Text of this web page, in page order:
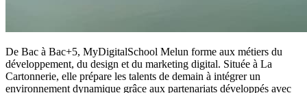
De Bac à Bac+5, MyDigitalSchool Melun forme aux métiers du
développement, du design et du marketing digital. Située à La
Cartonnerie, elle prépare les talents de demain à intégrer un
environnement dynamique grâce aux partenariats développés avec